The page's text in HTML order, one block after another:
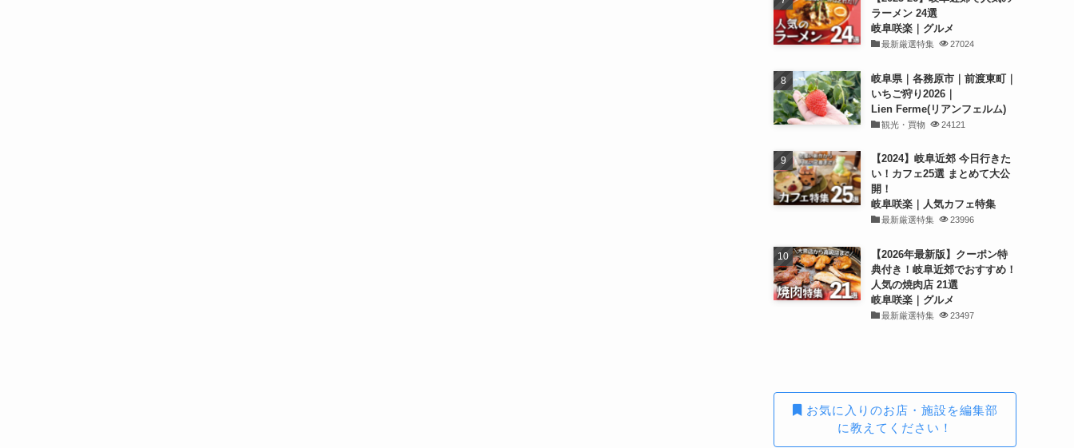
ラーメン 24選
岐阜咲楽｜グルメ
最新厳選特集 27024
岐阜県｜各務原市｜前渡東町｜
いちご狩り2026｜
Lien Ferme(リアンフェルム)
観光・買物 24121
【2024】岐阜近郊 今日行きた
い！カフェ25選 まとめて大公
開！
岐阜咲楽｜人気カフェ特集
最新厳選特集 23996
【2026年最新版】クーポン特
典付き！岐阜近郊でおすすめ！
人気の焼肉店 21選
岐阜咲楽｜グルメ
最新厳選特集 23497
お気に入りのお店・施設を編集部
に教えてください！